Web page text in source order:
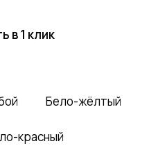
в 1 клик
Бело-жёлтый
красный